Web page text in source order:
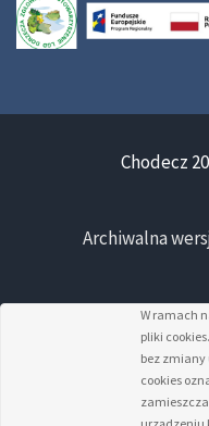
Chodecz
Archiwalna
W ramach
pliki
bez
cookies